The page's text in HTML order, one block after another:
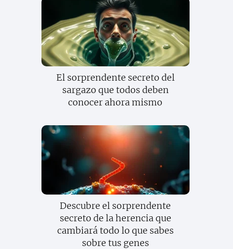
El sorprendente secreto del
sargazo que todos deben
conocer ahora mismo
Descubre el sorprendente
secreto de la herencia que
cambiará todo lo que sabes
sobre tus genes